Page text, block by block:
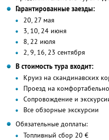
Гарантированные заезды:
20, 27 мая
3, 10, 24 июня
8, 22 июля
2, 9, 16, 23 сентября
В стоимость тура входит:
Круиз на скандинавских
Проезд на
Сопровождение и
Все обзорные экскурсии
Обязательные доплаты:
Топливный сбор 20 €